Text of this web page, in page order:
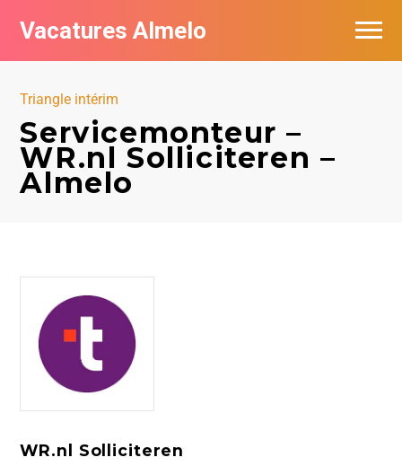
Vacatures Almelo
Triangle intérim
Servicemonteur –
WR.nl Solliciteren –
Almelo
WR.nl Solliciteren
Vacatures per bedrijf
De populairste vacatures in Almelo
Nieuwsbrief feed